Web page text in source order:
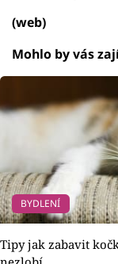
(web)
Mohlo by vás
BYDLENÍ
Tipy jak zabavit